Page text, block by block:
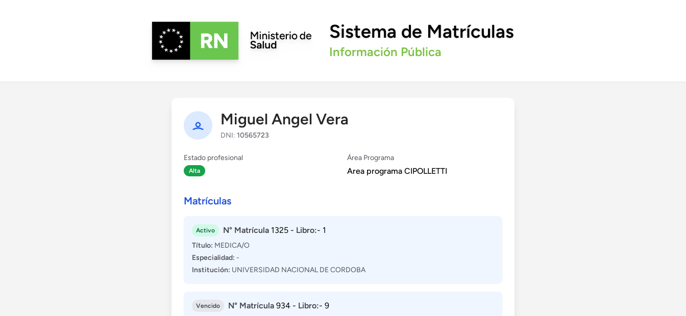
Sistema de Matrículas
Información Pública
Miguel Angel Vera
DNI: 10565723
Estado profesional
Alta
Área Programa
Area programa CIPOLLETTI
Matrículas
Activo N° Matrícula 1325 - Libro:- 1
Título: MEDICA/O
Especialidad: -
Institución: UNIVERSIDAD NACIONAL DE CORDOBA
Vencido N° Matrícula 934 - Libro:- 9